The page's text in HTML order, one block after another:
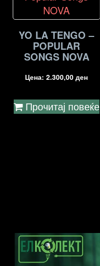
YO LA TENGO –
POPULAR
SONGS NOVA
Цена:2.300,00ден
Прочитај повеќе